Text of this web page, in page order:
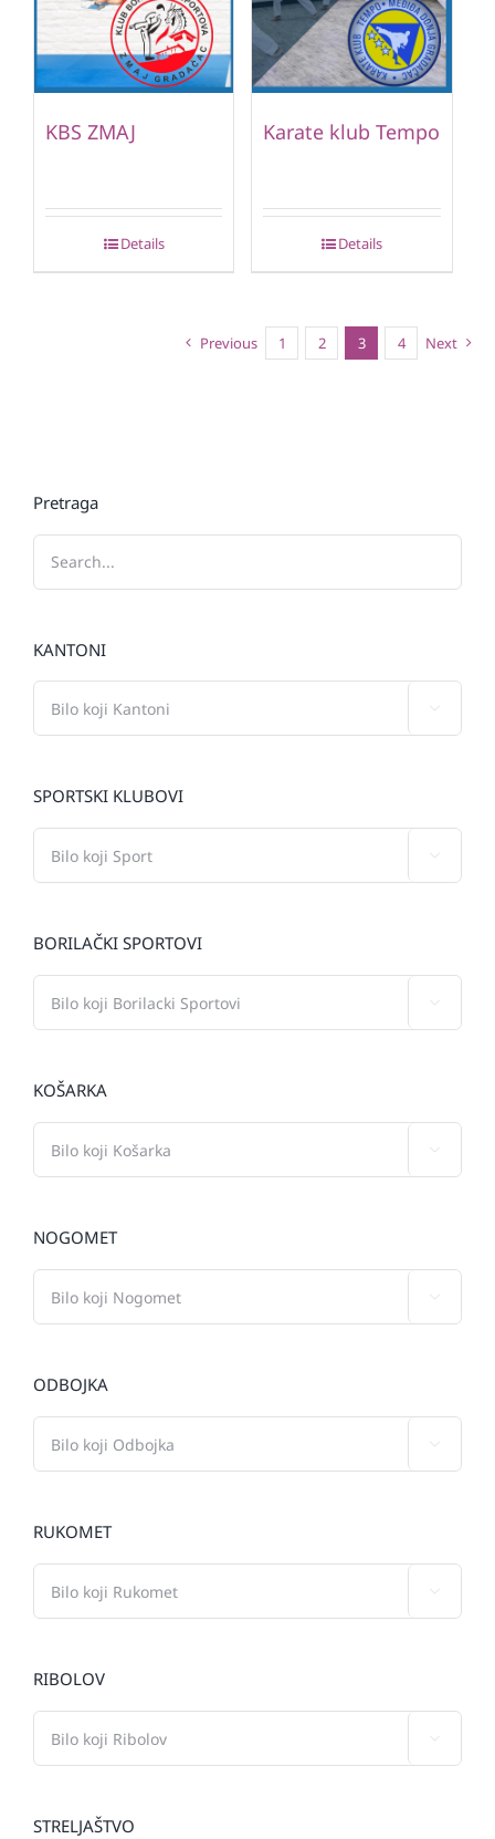
KBS ZMAJ
Details
Karate klub Tempo
Details
Previous 1 2 3 4 Next
Pretraga
KANTONI
SPORTSKI KLUBOVI
BORILAČKI SPORTOVI
KOŠARKA
NOGOMET
ODBOJKA
RUKOMET
RIBOLOV
STRELJAŠTVO